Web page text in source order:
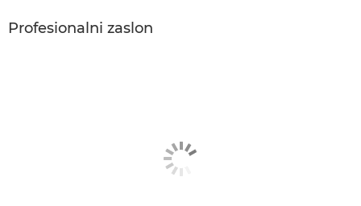
Profesionalni zaslon